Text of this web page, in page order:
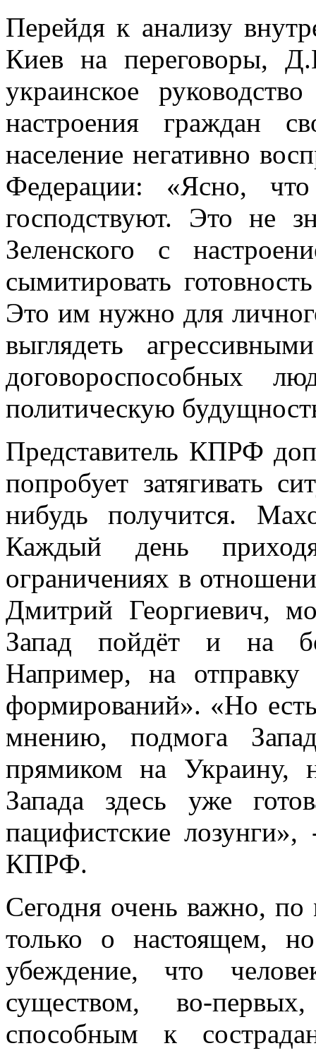
Перейдя к анализу
Киев на переговоры,
украинское
настроения граждан
население негативно
Федерации: «Ясно,
господствуют. Это не
Зеленского с
сымитировать
Это им нужно для
выглядеть
договороспособных
политическую
Представитель КПРФ
попробует затягивать
нибудь получится.
Каждый день
ограничениях в
Дмитрий Георгиевич,
Запад пойдёт и на
Например, на отправку
формирований». «Но
мнению, подмога
прямиком на Украину,
Запада здесь уже
пацифистские
КПРФ.
Сегодня очень важно,
только о настоящем,
убеждение, что
существом, во-
способным к